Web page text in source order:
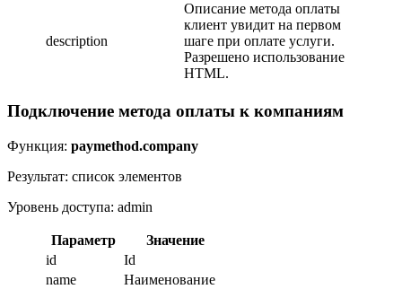
description
Описание метода оплаты
клиент увидит на первом
шаге при оплате услуги.
Разрешено использование
HTML.
Подключение метода оплаты к компаниям
Функция: paymethod.company
Результат: список элементов
Уровень доступа: admin
Параметр
Значение
id
Id
name
Наименование